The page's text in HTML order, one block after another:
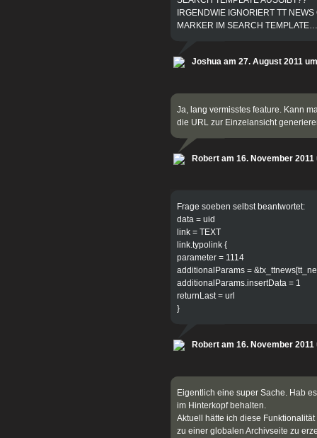
IRGENDWIE IGNORIERT TT
MARKER IM SEARCH
Joshua am 27. August 2011
Ja, lang vermisstes feature. Kann
die URL zur Einzelansicht
Robert am 16. November 2011
Frage soeben selbst beantwortet:
data = uid
link = TEXT
link.typolink {
parameter = 1114
additionalParams =
additionalParams.insertData = 1
returnLast = url
}
Robert am 16. November 2011
Eigentlich eine super Sache. Hab
im Hinterkopf behalten.
Aktuell hätte ich diese
zu einer globalen Archivseite zu